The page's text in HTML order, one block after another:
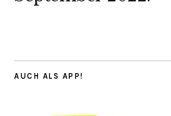
AUCH ALS APP!